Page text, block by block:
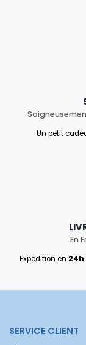
Un petit
En
Expédition en 24h
SERVICE CLIENT